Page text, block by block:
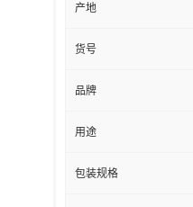
产地
货号
品牌
用途
包装规格